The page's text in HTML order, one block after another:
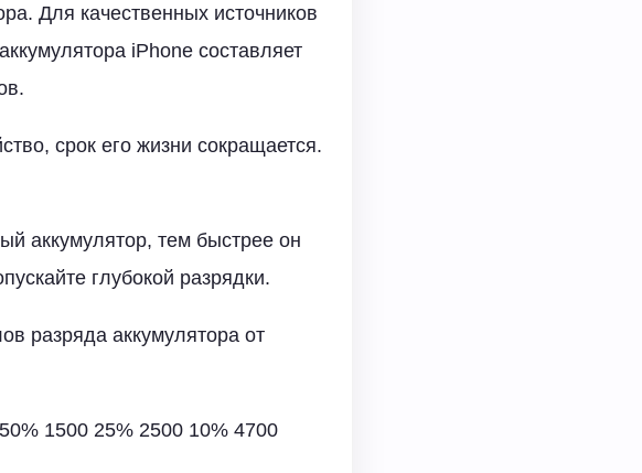
Для качественных источников
iPhone составляет
срок его жизни сокращается.
аккумулятор, тем быстрее он
глубокой разрядки.
разряда аккумулятора от
1500 25% 2500 10% 4700